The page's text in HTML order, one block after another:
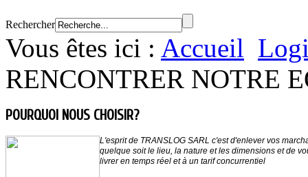
Rechercher
Vous êtes ici : Accueil
RENCONTRER NOTRE
POURQUOI NOUS CHOISIR?
L'esprit de TRANSLOG SARL c'est d'enlever vos
quelque soit le lieu, la nature et les dimensions et de
livrer en temps réel et à un tarif concurrentiel